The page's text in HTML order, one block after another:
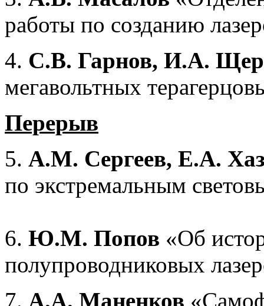
работы по созданию
4. С.В. Гарнов, И.А.
мегавольтных
Перерыв
5. А.М. Сергеев, Е.А.
по экстремальным
6. Ю.М. Попов «Об
полупроводниковых
7. А.А. Маненков